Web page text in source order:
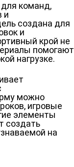
команд,
и
создана для
и
крой не
помогают
нагрузке.
можно
игровые
элементы
создать
на